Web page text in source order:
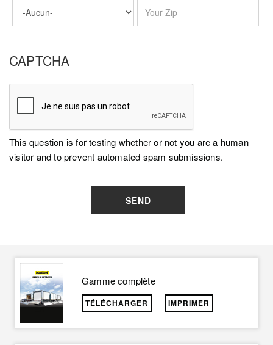
CAPTCHA
This question is for testing whether or not you are a human
visitor and to prevent automated spam submissions.
SEND
Gamme complète
TÉLÉCHARGER IMPRIMER